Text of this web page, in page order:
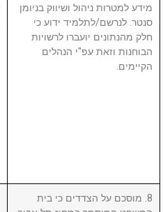
מידע למטרות ניהול ושיווק בניומן
סנטר. לנרשם/לתלמיד ידוע כי
חלק מהנתונים יועברו לרשויות
הבוחנות וזאת עפ"י הנהלים
הקיימים.
8. מוסכם על הצדדים כי בית